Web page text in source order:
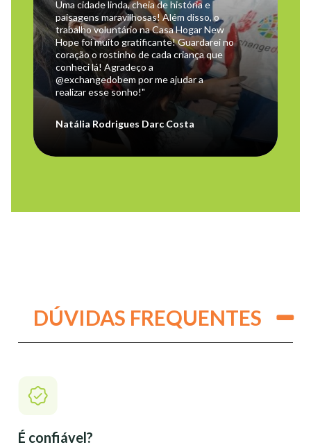
Uma cidade linda, cheia de história e
paisagens maravilhosas! Além disso, o
trabalho voluntário na Casa Hogar New
Hope foi muito gratificante! Guardarei no
coração o rostinho de cada criança que
conheci lá! Agradeço a
@exchangedobem por me ajudar a
realizar esse sonho!"
Natália Rodrigues Darc Costa
DÚVIDAS FREQUENTES
É confiável?